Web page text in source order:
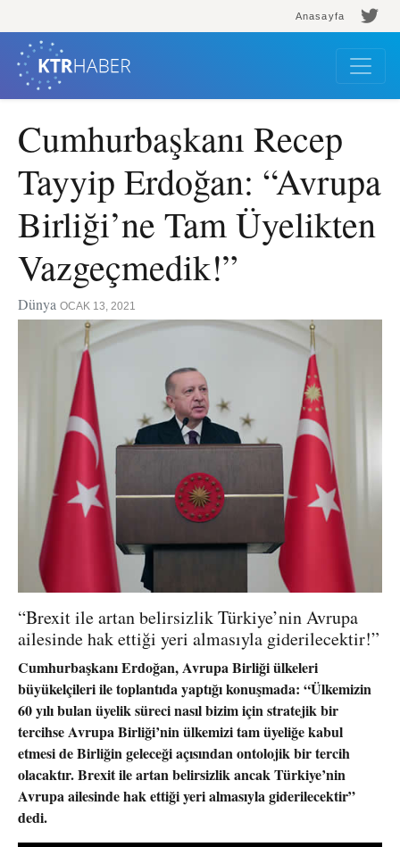
Anasayfa
Cumhurbaşkanı Recep
Tayyip Erdoğan: “Avrupa
Birliği’ne Tam Üyelikten
Vazgeçmedik!”
Dünya OCAK 13, 2021
“Brexit ile artan belirsizlik Türkiye’nin Avrupa
ailesinde hak ettiği yeri almasıyla giderilecektir!”
Cumhurbaşkanı Erdoğan, Avrupa Birliği ülkeleri
büyükelçileri ile toplantıda yaptığı konuşmada: “Ülkemizin
60 yılı bulan üyelik süreci nasıl bizim için stratejik bir
tercihse Avrupa Birliği’nin ülkemizi tam üyeliğe kabul
etmesi de Birliğin geleceği açısından ontolojik bir tercih
olacaktır. Brexit ile artan belirsizlik ancak Türkiye’nin
Avrupa ailesinde hak ettiği yeri almasıyla giderilecektir”
dedi.